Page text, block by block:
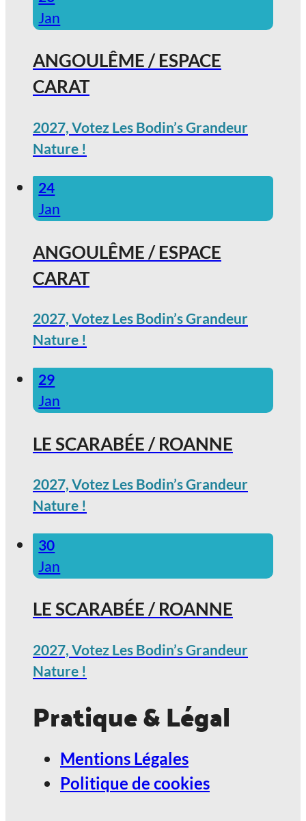
Jan
ANGOULÊME / ESPACE
CARAT
2027, Votez Les Bodin’s Grandeur
Nature !
24
Jan
ANGOULÊME / ESPACE
CARAT
2027, Votez Les Bodin’s Grandeur
Nature !
29
Jan
LE SCARABÉE / ROANNE
2027, Votez Les Bodin’s Grandeur
Nature !
30
Jan
LE SCARABÉE / ROANNE
2027, Votez Les Bodin’s Grandeur
Nature !
Pratique & Légal
Mentions Légales
Politique de cookies